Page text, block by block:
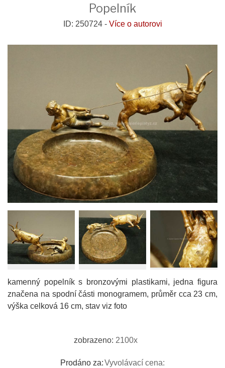
Popelník
ID: 250724 - Více o autorovi
kamenný popelník s bronzovými plastikami, jedna figura
značena na spodní části monogramem, průměr cca 23 cm,
výška celková 16 cm, stav viz foto
zobrazeno: 2100x
Prodáno za:Vyvolávací cena: